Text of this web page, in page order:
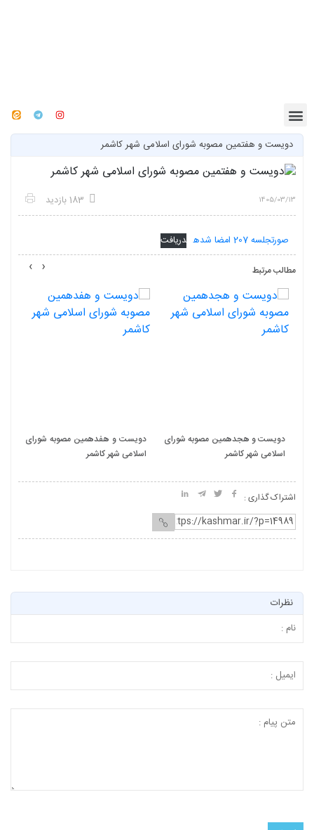
دویست و هفتمین مصوبه شورای اسلامی شهر کاشمر
1405/03/13 183 بازدید
صورتجلسه 207 امضا شده دریافت
مطالب مرتبط
دویست و هجدهمین مصوبه شورای
اسلامی شهر کاشمر
دویست و هفدهمین مصوبه شورای
اسلامی شهر کاشمر
‹
›
اشتراک گذاری :
نظرات